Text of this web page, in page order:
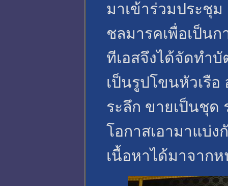
มาเข้าร่วมประชุ
ชลมารคเพื่อเป็น
ทีเอสจึงได้จัดทำบั
เป็นรูปโขนหัวเรื
ระลึก ขายเป็นชุด
โอกาสเอามาแบ่
เนื้อหาได้มาจาก